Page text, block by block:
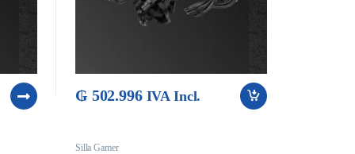
₲ 502.996 IVA Incl.
Silla Gamer